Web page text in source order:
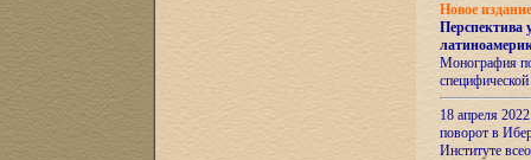
Новое
Перспектива
Монография
18 апреля
поворот в
Институте